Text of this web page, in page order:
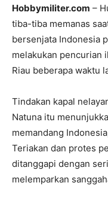
Hobbymiliter.com –
tiba-tiba memanas
bersenjata Indonesia
melakukan pencurian
Riau beberapa waktu
Tindakan kapal
Natuna itu
memandang
Teriakan dan protes
ditanggapi dengan
melemparkan